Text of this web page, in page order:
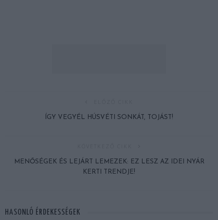
ÍGY VEGYÉL HÚSVÉTI SONKÁT, TOJÁST!
MENŐSÉGEK ÉS LEJÁRT LEMEZEK: EZ LESZ AZ IDEI NYÁR
KERTI TRENDJE!
HASONLÓ ÉRDEKESSÉGEK